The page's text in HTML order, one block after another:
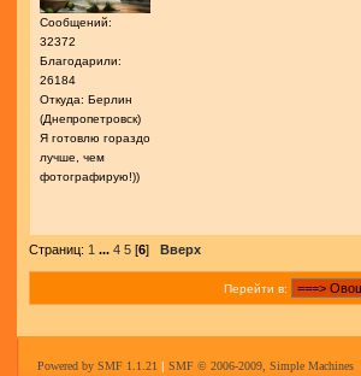
Сообщений:
32372
Благодарили:
26184
Откуда: Берлин
(Днепропетровск)
Я готовлю гораздо
лучше, чем
фотографирую!))
Страниц: 1 ... 4 5 [6] Вверх
Перейти в:
Powered by SMF 1.1.21 | SMF © 2006-2009, Simple Machines